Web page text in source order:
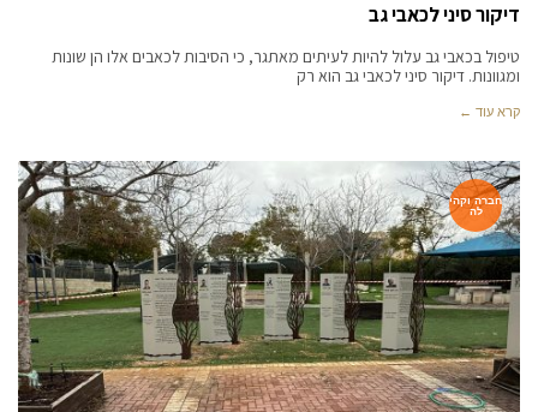
דיקור סיני לכאבי גב
טיפול בכאבי גב עלול להיות לעיתים מאתגר, כי הסיבות לכאבים אלו הן שונות
ומגוונות. דיקור סיני לכאבי גב הוא רק
קרא עוד ←
חברה וקהי
לה